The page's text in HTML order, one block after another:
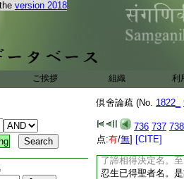
version 2018
ご挨拶 組織 利
倶舍論疏 (No. 1822_
736 737 738
点:有/無] [CITE]
性至故名離生。此
云。復次見所斷惑
諸劇苦。譬如生食 8
故説名生。見道能
惱。或諸貪愛。能
諸有潤令起過皆名
勢力。令不復爲増
離生｣ 論。能決趣
決定名及入名也。
了諦相得決定名。
忍生已得聖者名。